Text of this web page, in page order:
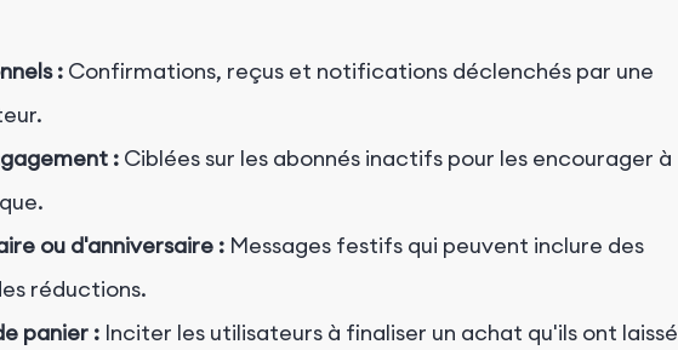
: Confirmations, reçus et notifications déclenchés par une
: Ciblées sur les abonnés inactifs pour les encourager à
ou d'anniversaire : Messages festifs qui peuvent inclure des
réductions.
panier : Inciter les utilisateurs à finaliser un achat qu'ils ont laissé